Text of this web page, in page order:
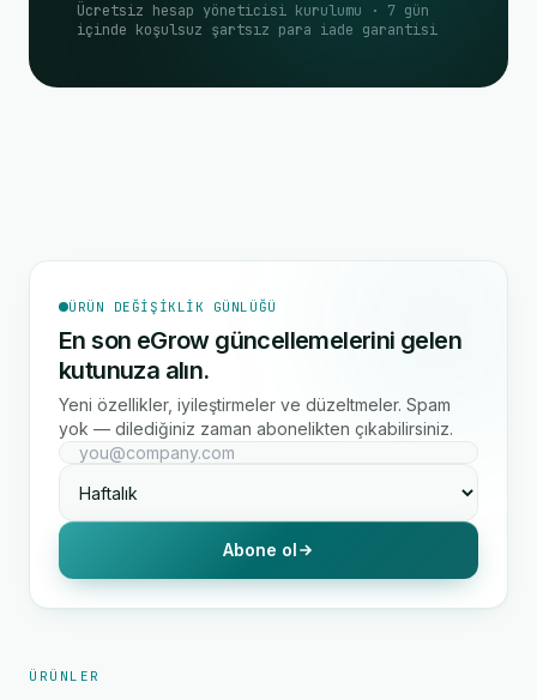
Ücretsiz hesap yöneticisi kurulumu · 7 gün
içinde koşulsuz şartsız para iade garantisi
ÜRÜN DEĞIŞIKLIK GÜNLÜĞÜ
En son eGrow güncellemelerini gelen
kutunuza alın.
Yeni özellikler, iyileştirmeler ve düzeltmeler. Spam
yok — dilediğiniz zaman abonelikten çıkabilirsiniz.
Abone ol
ÜRÜNLER